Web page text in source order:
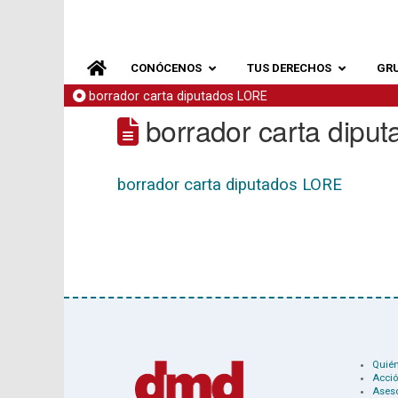
CONÓCENOS TUS DERECHOS
borrador carta diputados LORE
borrador carta
borrador carta diputados LORE